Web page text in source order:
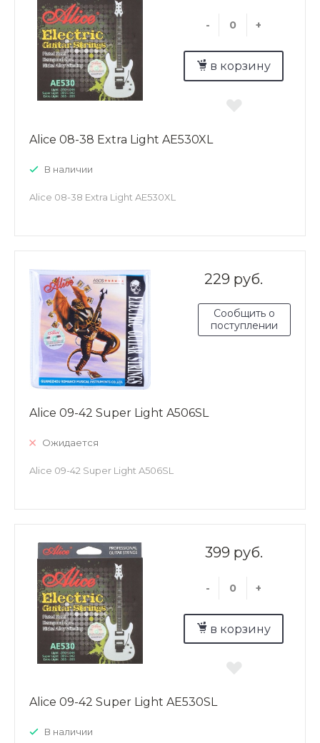
- +
в корзину
Alice 08-38 Extra Light AE530XL
В наличии
Alice 08-38 Extra Light AE530XL
229 руб.
Сообщить о
поступлении
Alice 09-42 Super Light A506SL
Ожидается
Alice 09-42 Super Light A506SL
399 руб.
- +
в корзину
Alice 09-42 Super Light AE530SL
В наличии